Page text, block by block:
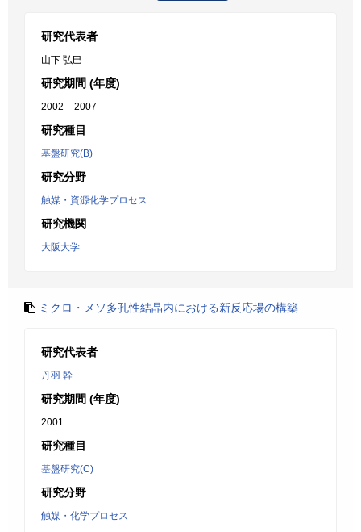
研究代表者
山下 弘巳
研究期間 (年度)
2002 – 2007
研究種目
基盤研究(B)
研究分野
触媒・資源化学プロセス
研究機関
大阪大学
ミクロ・メソ多孔性結晶内における新反応場の構築
研究代表者
丹羽 幹
研究期間 (年度)
2001
研究種目
基盤研究(C)
研究分野
触媒・化学プロセス